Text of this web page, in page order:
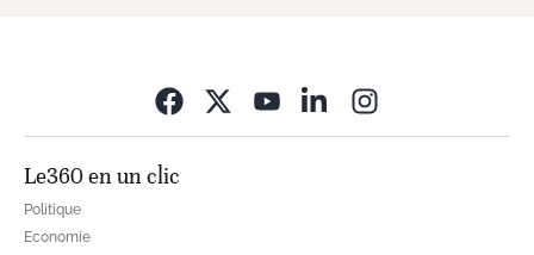
Le360 en un clic
Politique
Economie